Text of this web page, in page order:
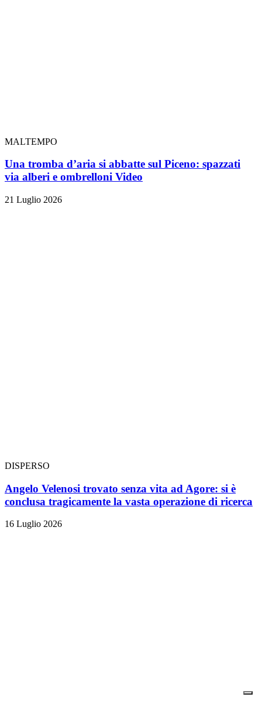
MALTEMPO
Una tromba d’aria si abbatte sul Piceno: spazzati
via alberi e ombrelloni Video
21 Luglio 2026
DISPERSO
Angelo Velenosi trovato senza vita ad Agore: si è
conclusa tragicamente la vasta operazione di ricerca
16 Luglio 2026